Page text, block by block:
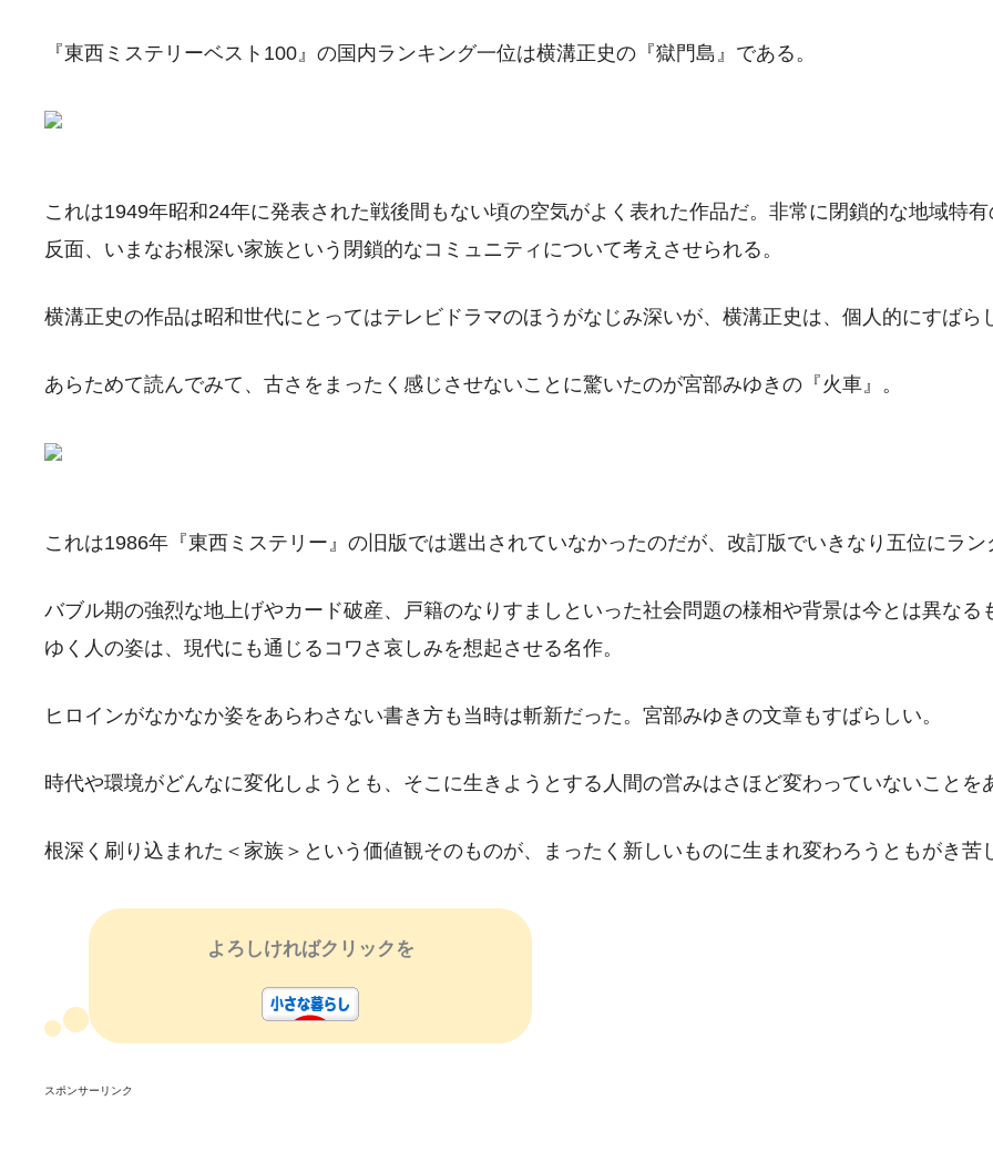
『東西ミステリーベスト100』の国内ランキング一位は横溝正史の『獄門島』である。
これは1949年昭和24年に発表された戦後間もない頃の空気がよく表れた作品だ。非常に閉鎖的な地域特
反面、いまなお根深い家族という閉鎖的なコミュニティについて考えさせられる。
横溝正史の作品は昭和世代にとってはテレビドラマのほうがなじみ深いが、横溝正史は、個人的にすば
あらためて読んでみて、古さをまったく感じさせないことに驚いたのが宮部みゆきの『火車』。
これは1986年『東西ミステリー』の旧版では選出されていなかったのだが、改訂版でいきなり五位にラ
バブル期の強烈な地上げやカード破産、戸籍のなりすましといった社会問題の様相や背景は今とは異な
ゆく人の姿は、現代にも通じるコワさ哀しみを想起させる名作。
ヒロインがなかなか姿をあらわさない書き方も当時は斬新だった。宮部みゆきの文章もすばらしい。
時代や環境がどんなに変化しようとも、そこに生きようとする人間の営みはさほど変わっていないことを
根深く刷り込まれた＜家族＞という価値観そのものが、まったく新しいものに生まれ変わろうともがき
よろしければクリックを
スポンサーリンク